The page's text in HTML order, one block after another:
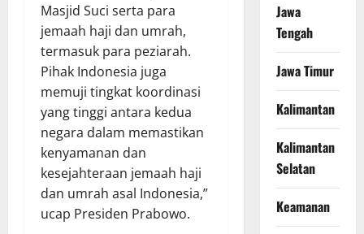
Masjid Suci serta para
jemaah haji dan umrah,
termasuk para peziarah.
Pihak Indonesia juga
memuji tingkat koordinasi
yang tinggi antara kedua
negara dalam memastikan
kenyamanan dan
kesejahteraan jemaah haji
dan umrah asal Indonesia,”
ucap Presiden Prabowo.
Jawa
Tengah
Jawa Timur
Kalimantan
Kalimantan
Selatan
Keamanan